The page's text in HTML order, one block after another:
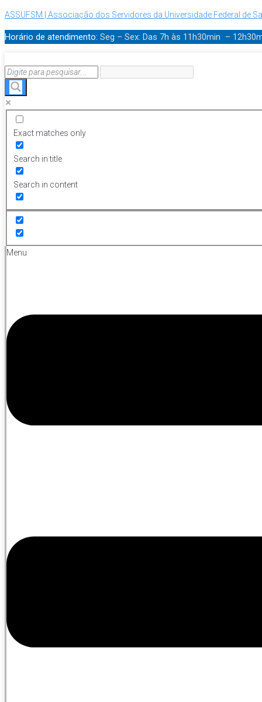
ASSUFSM | Associação dos Servidores da Universidade Federal de
Horário de atendimento: Seg – Sex: Das 7h às 11h30min –
Exact matches only
Search in title
Search in content
Menu